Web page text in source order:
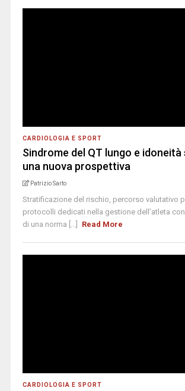
CARDIOLOGIA E SPORT
Sindrome del QT lungo e
una nuova prospettiva
Patrizio Sarto
Stratificazione del rischio, percorso valutativo
protocolli dedicati nella gestione dell’atleta
di una norma [...]
Read More
CARDIOLOGIA E SPORT